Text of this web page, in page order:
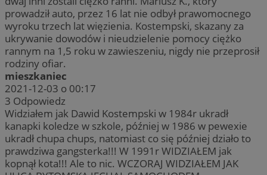
prowadził auto, przez 16 lat nie odbył prawomocnego
wyroku trzech lat więzienia. Kostempski, skazany za
ukrywanie dowodów i nieudzielenie pomocy ciężko
rannym na 1,5 roku w zawieszeniu, nigdy nie przeprosił
rodziny ofiar.
mieszkaniec
2021-12-03 o 00:17
3 Odpowiedz
Widziałem jak Dawid Kostempski w 1984r ukradł
kanapki koledze w szkole, później w 1986 w pewexie
ukradł chupa chups, natomiast co się później działo to
prawdziwa gangsterka!!! W 1991r WIDZIAŁEM jak
kopnął kota!!! Ale to nic. WCZORAJ WIDZIAŁEM JAK